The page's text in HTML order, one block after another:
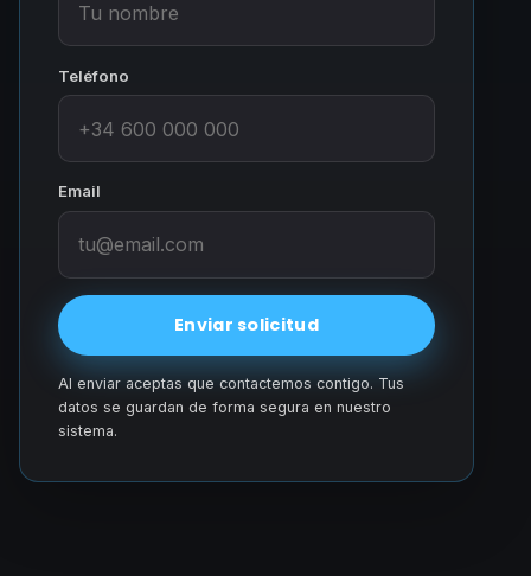
Teléfono
Email
Enviar solicitud
Al enviar aceptas que contactemos contigo. Tus
datos se guardan de forma segura en nuestro
sistema.